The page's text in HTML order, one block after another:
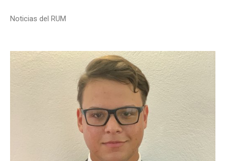
Noticias del RUM